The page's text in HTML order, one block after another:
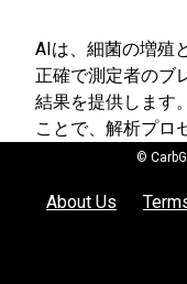
AIは、細菌の増殖
正確で測定者のブ
結果を提供します
ことで、解析プロ
©
About Us